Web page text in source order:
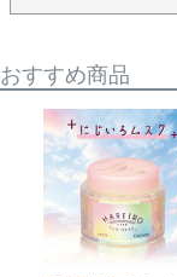
おすすめ商品